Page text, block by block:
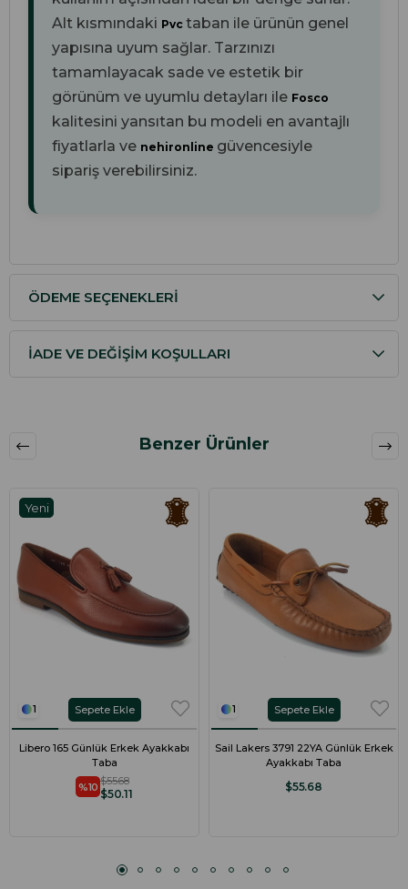
Alt kısmındaki Pvc taban ile ürünün genel
yapısına uyum sağlar. Tarzınızı
tamamlayacak sade ve estetik bir
görünüm ve uyumlu detayları ile Fosco
kalitesini yansıtan bu modeli en avantajlı
fiyatlarla ve nehironline güvencesiyle
sipariş verebilirsiniz.
ÖDEME SEÇENEKLERI
İADE VE DEĞIŞIM KOŞULLARI
Benzer Ürünler
1
Libero 165 Günlük Erkek Ayakkabı
Taba
%10 $50.11
$55.68
Yeni
Sepete Ekle 1
Sail Lakers 3791 22YA Günlük Erkek
Ayakkabı Taba
$55.68
Sepete Ekle